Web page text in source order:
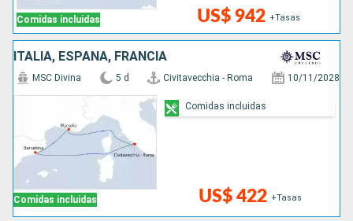
Comidas incluidas US$ 942 +Tasas
ITALIA, ESPAÑA, FRANCIA
Comidas incluidas
MSC Divina 5 d Civitavecchia - Roma 10/11/2028
US$ 422 +Tasas
Comidas incluidas